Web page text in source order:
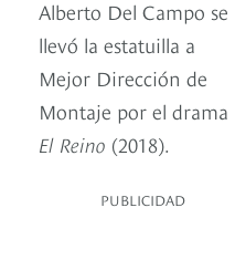
Alberto Del Campo se
llevó la estatuilla a
Mejor Dirección de
Montaje por el drama
El Reino (2018).
PUBLICIDAD